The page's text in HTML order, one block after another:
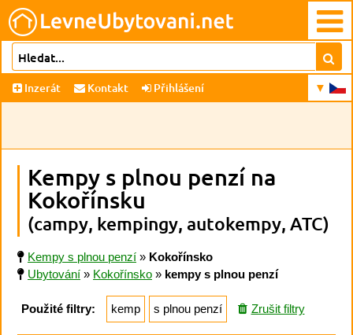
Inzerát Kontakt Přihlášení
Kempy s plnou penzí na
Kokořínsku
(campy, kempingy, autokempy, ATC)
Kempy s plnou penzí » Kokořínsko
Ubytování » Kokořínsko » kempy s plnou penzí
Použité filtry: kemp s plnou penzí Zrušit filtry